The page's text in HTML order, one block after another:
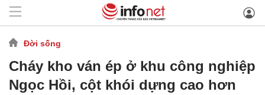
Đời sống
Cháy kho ván ép ở khu công nghiệp
Ngọc Hồi, cột khói dựng cao hơn